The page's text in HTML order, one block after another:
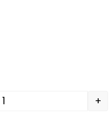
CleanSpace EX Power+